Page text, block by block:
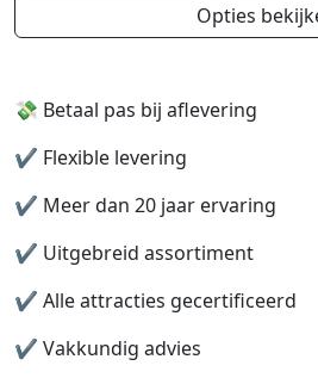
Opties
💸 Betaal pas bij aflevering
✔️ Flexible levering
✔️ Meer dan 20 jaar ervaring
✔️ Uitgebreid assortiment
✔️ Alle attracties gecertificeerd
✔️ Vakkundig advies